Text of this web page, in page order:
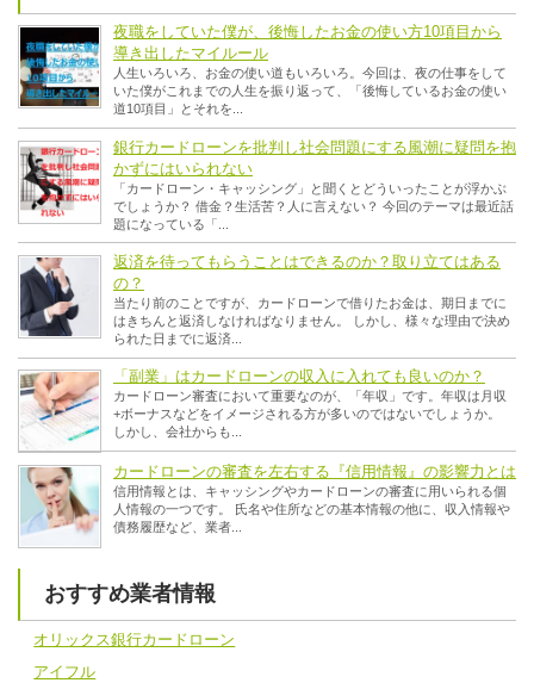
夜職をしていた僕が、後悔したお金の使い方10項目から
導き出したマイルール
人生いろいろ、お金の使い道もいろいろ。今回は、夜の仕事をして
いた僕がこれまでの人生を振り返って、「後悔しているお金の使い
道10項目」とそれを...
銀行カードローンを批判し社会問題にする風潮に疑問を抱
かずにはいられない
「カードローン・キャッシング」と聞くとどういったことが浮かぶ
でしょうか？ 借金？生活苦？人に言えない？ 今回のテーマは最近話
題になっている「...
返済を待ってもらうことはできるのか？取り立てはある
の？
当たり前のことですが、カードローンで借りたお金は、期日までに
はきちんと返済しなければなりません。 しかし、様々な理由で決め
られた日までに返済...
「副業」はカードローンの収入に入れても良いのか？
カードローン審査において重要なのが、「年収」です。年収は月収
+ボーナスなどをイメージされる方が多いのではないでしょうか。
しかし、会社からも...
カードローンの審査を左右する『信用情報』の影響力とは
信用情報とは、キャッシングやカードローンの審査に用いられる個
人情報の一つです。 氏名や住所などの基本情報の他に、収入情報や
債務履歴など、業者...
おすすめ業者情報
オリックス銀行カードローン
アイフル